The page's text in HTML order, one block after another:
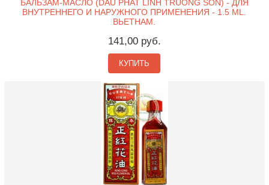
БАЛЬЗАМ-МАСЛО (DAU PHAT LINH TRUONG SON) - ДЛЯ
ВНУТРЕННЕГО И НАРУЖНОГО ПРИМЕНЕНИЯ - 1.5 ML.
ВЬЕТНАМ.
141,00 руб.
КУПИТЬ